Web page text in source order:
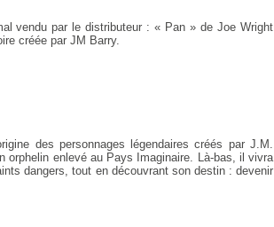
vendu par le distributeur : « Pan » de Joe Wright
créée par JM Barry.
des personnages légendaires créés par J.M.
orphelin enlevé au Pays Imaginaire. Là-bas, il vivra
dangers, tout en découvrant son destin : devenir